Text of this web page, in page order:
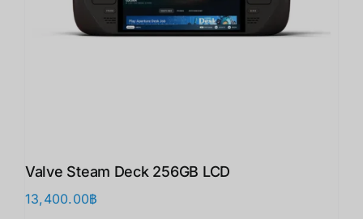
Valve Steam Deck 256GB LCD
13,400.00฿